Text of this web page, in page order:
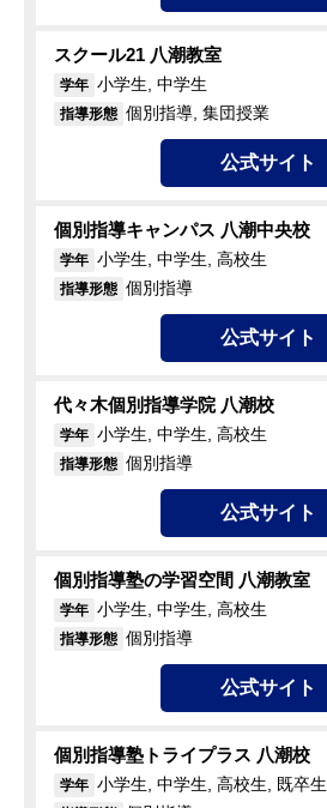
スクール21 八潮教室
学年 小学生, 中学生
指導形態 個別指導, 集団授業
公式サイト
個別指導キャンパス 八潮中央校
学年 小学生, 中学生, 高校生
指導形態 個別指導
公式サイト
代々木個別指導学院 八潮校
学年 小学生, 中学生, 高校生
指導形態 個別指導
公式サイト
個別指導塾の学習空間 八潮教室
学年 小学生, 中学生, 高校生
指導形態 個別指導
公式サイト
個別指導塾トライプラス 八潮校
学年 小学生, 中学生, 高校生, 既卒生